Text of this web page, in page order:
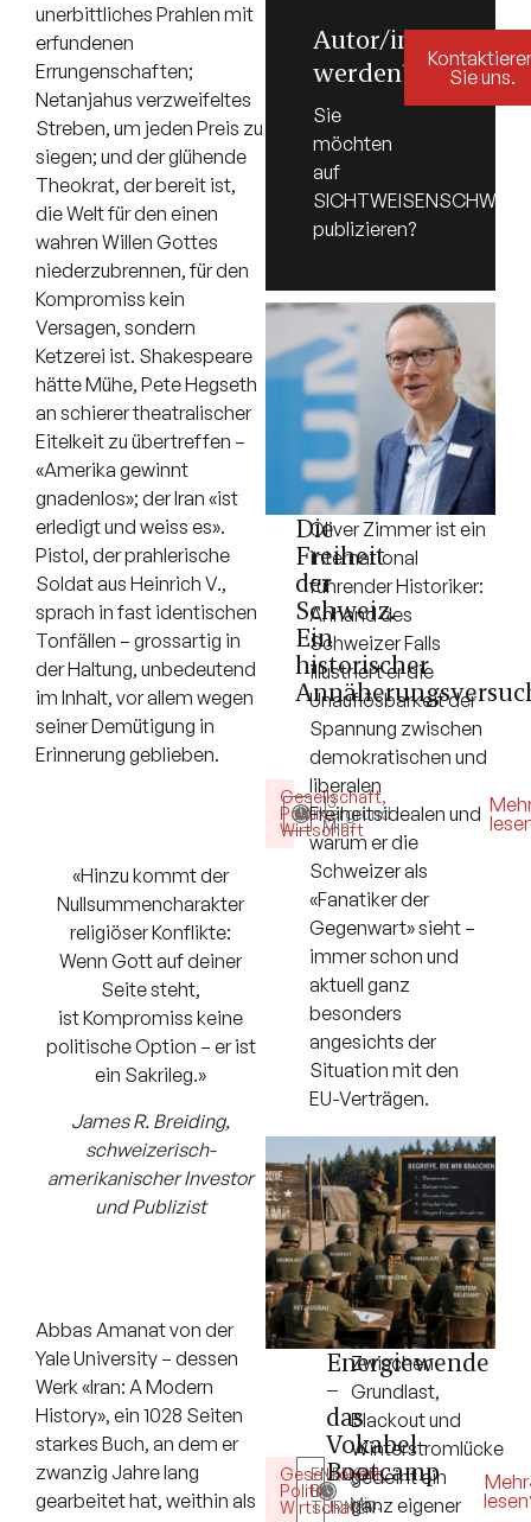
unerbittliches Prahlen mit
erfundenen
Errungenschaften;
Netanjahus verzweifeltes
Streben, um jeden Preis zu
siegen; und der glühende
Theokrat, der bereit ist,
die Welt für den einen
wahren Willen Gottes
niederzubrennen, für den
Kompromiss kein
Versagen, sondern
Ketzerei ist. Shakespeare
hätte Mühe, Pete Hegseth
an schierer theatralischer
Eitelkeit zu übertreffen –
«Amerika gewinnt
gnadenlos»; der Iran «ist
erledigt und weiss es».
Pistol, der prahlerische
Soldat aus Heinrich V.,
sprach in fast identischen
Tonfällen – grossartig in
der Haltung, unbedeutend
im Inhalt, vor allem wegen
seiner Demütigung in
Erinnerung geblieben.
«Hinzu kommt der
Nullsummencharakter
religiöser Konflikte:
Wenn Gott auf deiner
Seite steht,
ist Kompromiss keine
politische Option – er ist
ein Sakrileg.»
James R. Breiding,
schweizerisch-
amerikanischer Investor
und Publizist
Abbas Amanat von der
Yale University – dessen
Werk «Iran: A Modern
History», ein 1028 Seiten
starkes Buch, an dem er
zwanzig Jahre lang
gearbeitet hat, weithin als
Autor/in
werden?
Sie
möchten
auf
publizieren?
Sie uns.
Gesellschaft,
Politik,
Wirtschaft
Hintergrund
13
Min.
Die
Freiheit
der
Schweiz.
Ein
historischer
Oliver Zimmer ist ein
international
führender Historiker:
Anhand des
Schweizer Falls
illustriert er die
Unauflösbarkeit der
Spannung zwischen
demokratischen und
liberalen
Freiheitsidealen und
warum er die
Schweizer als
«Fanatiker der
Gegenwart» sieht –
immer schon und
aktuell ganz
besonders
angesichts der
Situation mit den
EU-Verträgen.
Gesellschaft,
Politik,
Wirtschaft
ENERGY
BY
TURNER
5
Min.
Energiewende
–
das
Vokabel-
Bootcamp
Zwischen
Grundlast,
Blackout und
Winterstromlücke
gedeiht ein
ganz eigener
Mehr
lesen